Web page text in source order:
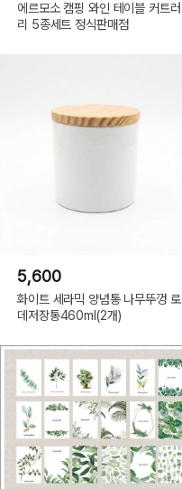
에르모소 캠핑 와인 테이블 커트러
리 5종세트 정식판매점
5,600
화이트 세라믹 양념통 나무뚜껑 로
데저장통460ml(2개)